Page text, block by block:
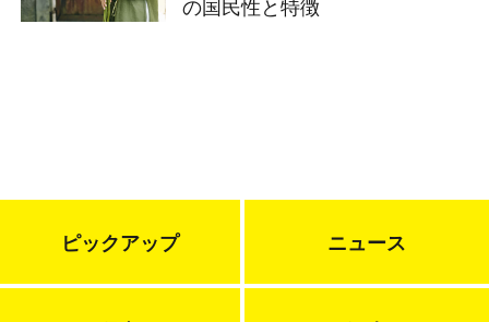
の国民性と特徴
ピックアップ ニュース